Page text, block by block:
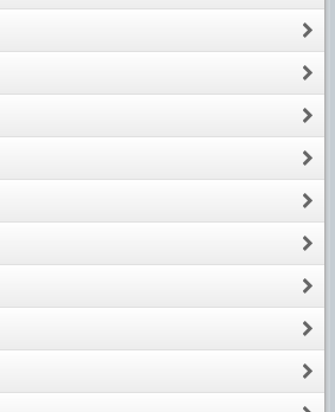
きたことが大切で、今後、1献傾けな
話を聞くことが、何とも楽しみになっ
た、と、思う。
平成１８年７月１日発行）】から転載